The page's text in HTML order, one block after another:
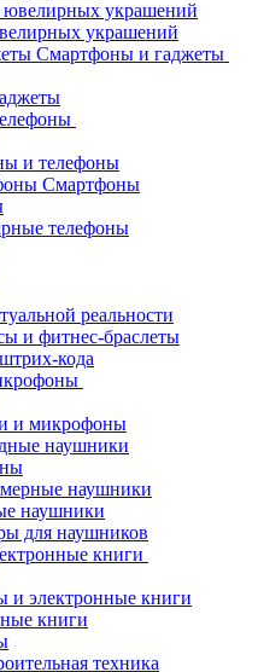
украшений
Смартфоны и гаджеты
и телефоны
Смартфоны
телефоны
реальности
и фитнес-браслеты
кода
и микрофоны
наушники
наушники
наушники
для наушников
книги
и электронные книги
книги